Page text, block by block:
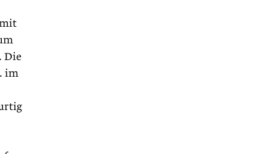
Die
im